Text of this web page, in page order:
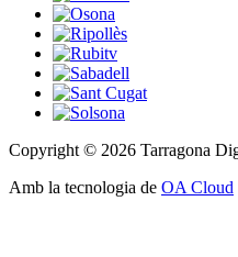
Copyright © 2026 Tarragona
Amb la tecnologia de OA Cloud